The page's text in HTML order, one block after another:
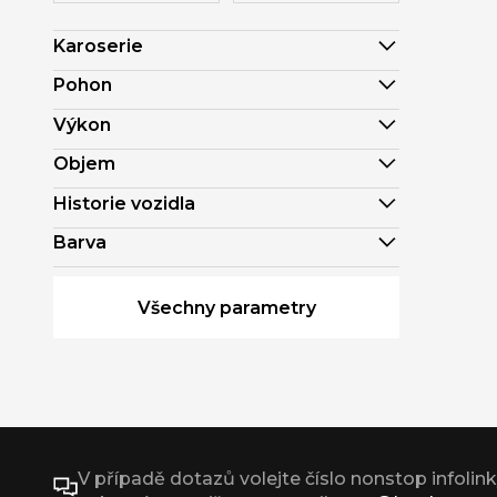
Karoserie
Pohon
Výkon
Objem
Historie vozidla
Barva
Všechny parametry
V případě dotazů volejte číslo nonstop